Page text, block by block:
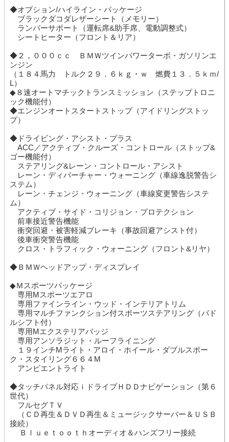
◆オプション/ハイライン・パッケージ
ブラックダコダレザーシート（メモリー）
ランバーサポート（運転席&助手席、電動調整式）
シートヒーター（フロント＆リア）
◆２，０００ｃｃ ＢＭＷツインパワーターボ・ガソリンエ
ンジン
（１８４馬力 トルク２９．６ｋｇ・ｗ 燃費１３．５ｋｍ/
L）
◆８速オートマチックトランスミッション（ステップトロニ
ック機能付）
◆エンジンオートスタートストップ（アイドリングストッ
プ）
◆ドライビング・アシスト・プラス
ACC／アクティブ・クルーズ・コントロール（ストップ&
ゴー機能付）
ステアリング&レーン・コントロール・アシスト
レーン・ディパーチャー・ウォーニング（車線逸脱警告シ
ステム）
レーン・チェンジ・ウォーニング（車線変更警告システ
ム）
アクティブ・サイド・コリジョン・プロテクション
前車接近警告機能
衝突回避・被害軽減ブレーキ（事故回避アシスト付）
後車衝突警告機能
クロス・トラフィック・ウォーニング（フロント&リヤ）
◆ＢＭＷヘッドアップ・ディスプレイ
◆Ｍスポーツパッケージ
専用Mスポーツエアロ
専用ファインライン・ウッド・インテリアトリム
専用マルチファンクション付スポーツステアリング（パド
ルシフト付）
専用Mエクステリアバッジ
専用アンソラジット・ルーフライニング
１９インチMライト・アロイ・ホイール・ダブルスポー
ク・スタイリング６６４M
アンビエントライト
◆タッチパネル対応ｉドライブＨＤＤナビゲーション（第６
世代）
フルセグＴＶ
（ＣＤ再生＆ＤＶＤ再生＆ミュージックサーバー＆ＵＳＢ
接続）
Ｂｌｕｅｔｏｏｔｈオーディオ＆ハンズフリー接続